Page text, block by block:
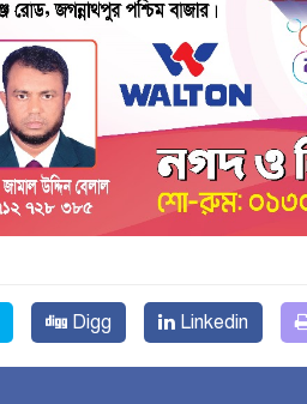
Digg Linkedin